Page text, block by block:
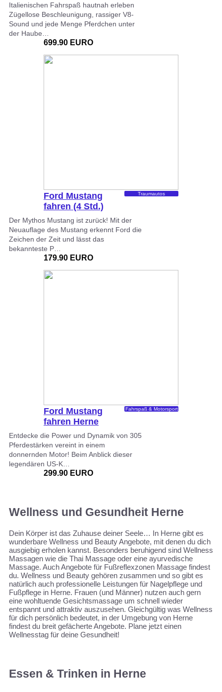
Italienischen Fahrspaß hautnah erleben
Zügellose Beschleunigung, rassiger V8-
Sound und jede Menge Pferdchen unter
der Haube…
699.90 EURO
Ford Mustang
fahren (4 Std.)
Traumautos
Der Mythos Mustang ist zurück! Mit der
Neuauflage des Mustang erkennt Ford die
Zeichen der Zeit und lässt das
bekannteste P…
179.90 EURO
Ford Mustang
fahren Herne
Fahrspaß & Motorsport
Entdecke die Power und Dynamik von 305
Pferdestärken vereint in einem
donnernden Motor! Beim Anblick dieser
legendären US-K…
299.90 EURO
Wellness und Gesundheit Herne
Dein Körper ist das Zuhause deiner Seele… In Herne gibt es
wunderbare Wellness und Beauty Angebote, mit denen du dich
ausgiebig erholen kannst. Besonders beruhigend sind Wellness
Massagen wie die Thai Massage oder eine ayurvedische
Massage. Auch Angebote für Fußreflexzonen Massage findest
du. Wellness und Beauty gehören zusammen und so gibt es
natürlich auch professionelle Leistungen für Nagelpflege und
Fußpflege in Herne. Frauen (und Männer) nutzen auch gern
eine wohltuende Gesichtsmassage um schnell wieder
entspannt und attraktiv auszusehen. Gleichgültig was Wellness
für dich persönlich bedeutet, in der Umgebung von Herne
findest du breit gefächerte Angebote. Plane jetzt einen
Wellnesstag für deine Gesundheit!
Essen & Trinken in Herne